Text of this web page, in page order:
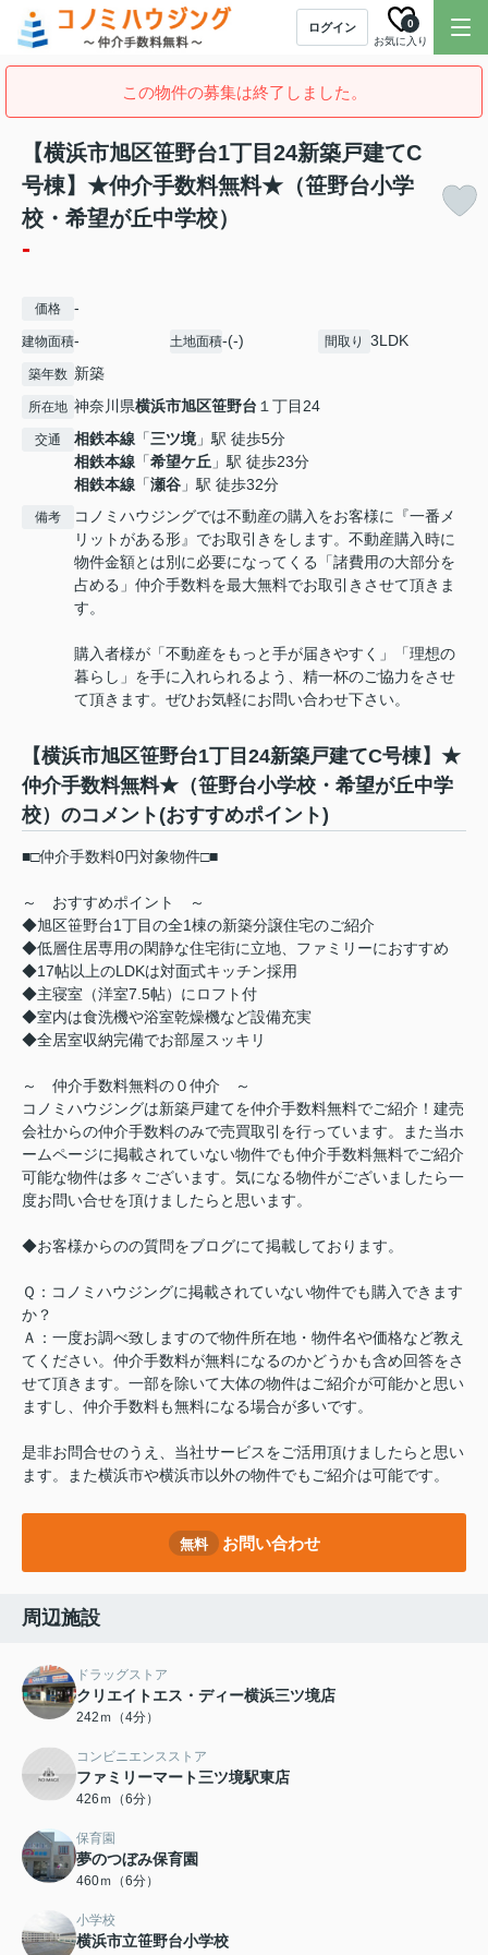
ログイン
お気に入り
0
この物件の募集は終了しました。
【横浜市旭区笹野台1丁目24新築戸建てC
号棟】★仲介手数料無料★（笹野台小学
校・希望が丘中学校）
-
価格 -
建物面積- 土地面積-(-) 間取り 3LDK
築年数 新築
所在地 神奈川県横浜市旭区笹野台 １丁目24
交通 相鉄本線 「三ツ境」駅 徒歩5分
相鉄本線 「希望ケ丘 」駅 徒歩23分
相鉄本線 「瀬谷 」駅 徒歩32分
備考
コノミハウジングでは不動産の購入をお客様に『一番メ
リットがある形』でお取引きをします。不動産購入時に
物件金額とは別に必要になってくる「諸費用の大部分を
占める」仲介手数料を最大無料でお取引きさせて頂きま
す。
購入者様が「不動産をもっと手が届きやすく」「理想の
暮らし」を手に入れられるよう、精一杯のご協力をさせ
て頂きます。ぜひお気軽にお問い合わせ下さい。
【横浜市旭区笹野台1丁目24新築戸建てC号棟】★
仲介手数料無料★（笹野台小学校・希望が丘中学
校）のコメント(おすすめポイント)
■□仲介手数料0円対象物件□■
～ おすすめポイント ～
◆旭区笹野台1丁目の全1棟の新築分譲住宅のご紹介
◆低層住居専用の閑静な住宅街に立地、ファミリーにおすすめ
◆17帖以上のLDKは対面式キッチン採用
◆主寝室（洋室7.5帖）にロフト付
◆室内は食洗機や浴室乾燥機など設備充実
◆全居室収納完備でお部屋スッキリ
～ 仲介手数料無料の０仲介 ～
コノミハウジングは新築戸建てを仲介手数料無料でご紹介！建売
会社からの仲介手数料のみで売買取引を行っています。また当ホ
ームページに掲載されていない物件でも仲介手数料無料でご紹介
可能な物件は多々ございます。気になる物件がございましたら一
度お問い合せを頂けましたらと思います。
◆お客様からのの質問をブログにて掲載しております。
Ｑ：コノミハウジングに掲載されていない物件でも購入できます
か？
Ａ：一度お調べ致しますので物件所在地・物件名や価格など教え
てください。仲介手数料が無料になるのかどうかも含め回答をさ
せて頂きます。一部を除いて大体の物件はご紹介が可能かと思い
ますし、仲介手数料も無料になる場合が多いです。
是非お問合せのうえ、当社サービスをご活用頂けましたらと思い
ます。また横浜市や横浜市以外の物件でもご紹介は可能です。
無料 お問い合わせ
周辺施設
ドラッグストア
クリエイトエス・ディー横浜三ツ境店
242ｍ（4分）
コンビニエンスストア
ファミリーマート三ツ境駅東店
426ｍ（6分）
保育園
夢のつぼみ保育園
460ｍ（6分）
小学校
横浜市立笹野台小学校